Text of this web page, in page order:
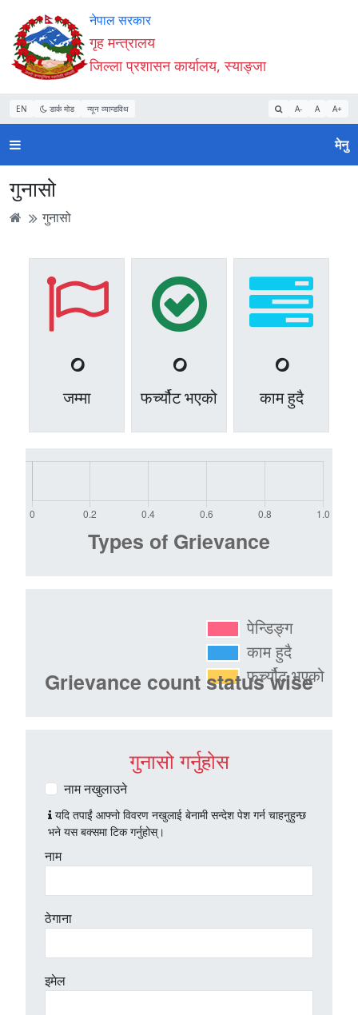
Accessibility
Mode
सुरु
गर्नुहोस्
सामाग्री
पढ्नुहाेस्
नेभिगेसन
पढ्नुहाेस्
वेबसाइट
खोजमा
जानुहोस्
नेपाल सरकार
गृह मन्त्रालय
जिल्ला प्रशासन कार्यालय, स्याङ्जा
EN डार्क मोड न्यून व्यान्डविथ A- A A+
मेनु
गुनासो
गुनासो
0
जम्मा
0
फर्च्यौट भएको
0
काम हुदै
गुनासो गर्नुहोस
नाम नखुलाउने
यदि तपाईं आफ्नो विवरण नखुलाई बेनामी सन्देश पेश गर्न चाहनुहुन्छ
भने यस बक्समा टिक गर्नुहोस्।
नाम
ठेगाना
इमेल